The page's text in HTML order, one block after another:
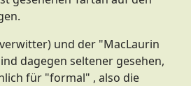
und der "MacLaurin
dagegen seltener gesehen,
für "formal" , also die